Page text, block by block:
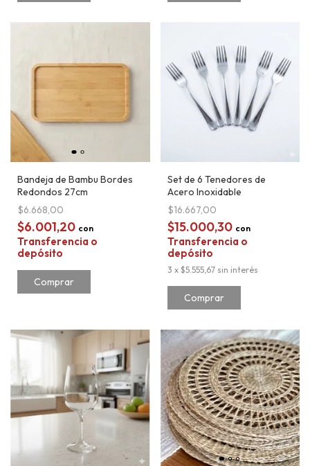
Bandeja de Bambu Bordes
Redondos 27cm
$6.668,00
$6.001,20 con
Transferencia o
depósito
Comprar
Set de 6 Tenedores de
Acero Inoxidable
$16.667,00
$15.000,30 con
Transferencia o
depósito
3 x $5.555,67 sin interés